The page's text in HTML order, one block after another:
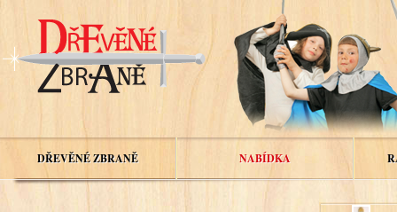
DŘEVĚNÉ ZBRANĚ NABÍDKA